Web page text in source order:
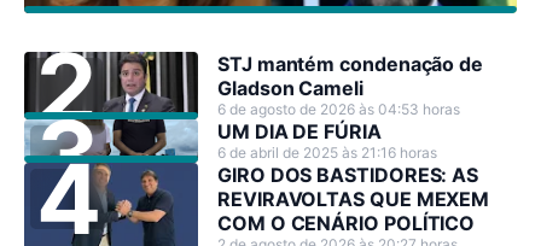
STJ mantém condenação de
Gladson Cameli
6 de agosto de 2026 às 04:53 horas
UM DIA DE FÚRIA
6 de abril de 2025 às 21:16 horas
GIRO DOS BASTIDORES: AS
REVIRAVOLTAS QUE MEXEM
COM O CENÁRIO POLÍTICO